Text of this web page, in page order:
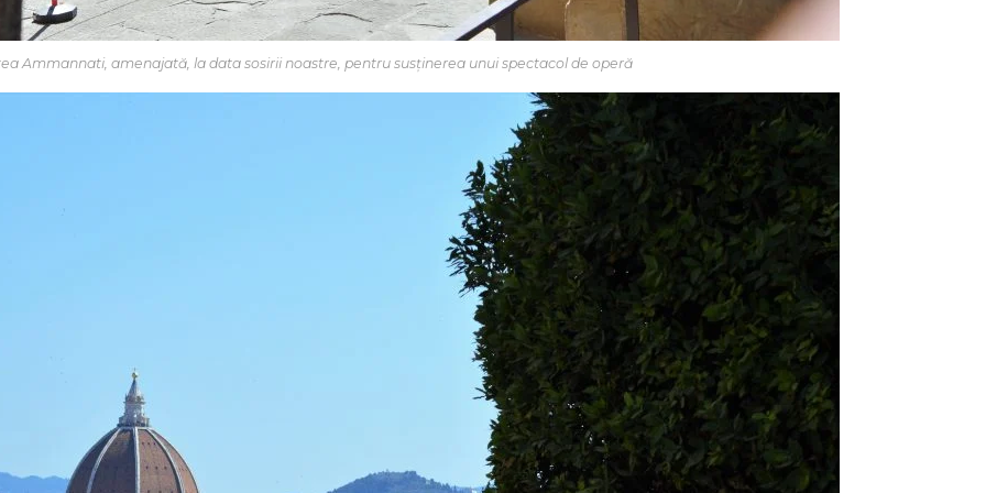
Ammannati, amenajată, la data sosirii noastre, pentru susținerea unui spectacol de operă